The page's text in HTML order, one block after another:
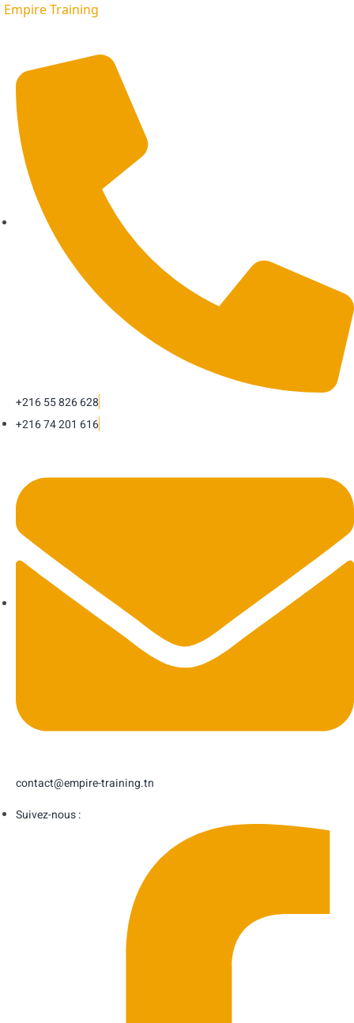
Empire Training
+216 55 826 628
+216 74 201 616
contact@empire-training.tn
Suivez-nous :